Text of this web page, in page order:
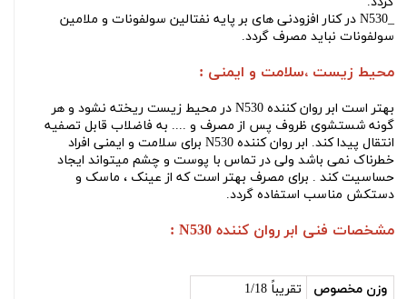
N530در کنار افزودنی های بر پایه نفتالین سولفونات و ملامین
سولفونات نباید مصرف گردد.
محیط زیست ،سلامت و ایمنی :
بهتر است ابر روان کننده N530
در محیط زیست ریخته نشود و هر
گونه شستشوی ظروف پس از مصرف و .... به فاضلاب قابل تصفیه
انتقال پیدا کند. ابر روان کننده N530
برای سلامت و ایمنی افراد
خطرناک نمی باشد ولی در تماس با پوست و چشم میتواند ایجاد
حساسیت کند . برای مصرف بهتر است که از عینک ، ماسک و
دستکش مناسب استفاده گردد.
مشخصات فنی ابر روان کننده N530 :
وزن مخصوص
تقریباً 1/18